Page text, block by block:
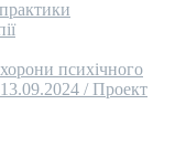
психічного
13.09.2024 / Проект